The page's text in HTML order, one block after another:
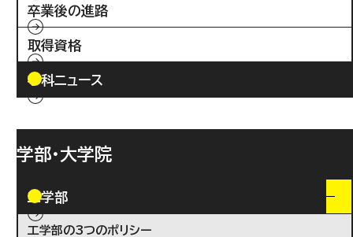
卒業後の進路
取得資格
学科ニュース
学部・大学院
工学部
工学部の3つのポリシー